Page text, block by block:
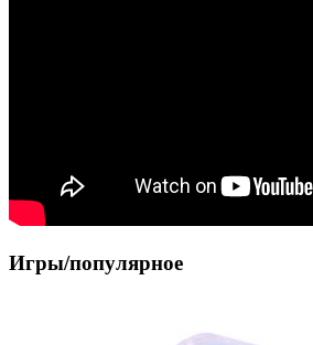
Игры/популярное